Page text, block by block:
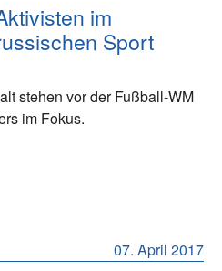
im
Sport
stehen vor der Fußball-WM
im Fokus.
07. April 2017